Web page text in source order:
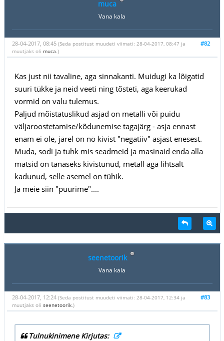
muca
Vana kala
#82
28-04-2017, 08:45 (Seda postitust muudeti viimati: 28-04-2017, 08:47 ja
muutjaks oli muca .)
Kas just nii tavaline, aga sinnakanti. Muidugi ka lõigatid
suuri tükke ja neid veeti ning tõsteti, aga keerukad
vormid on valu tulemus.
Paljud mõistatuslikud asjad on metalli või puidu
väljaroostetamise/kõdunemise tagajärg - asja ennast
enam ei ole, järel on nö kivist "negatiiv" asjast enesest.
Muda, sodi ja tuhk mis seadmeid ja masinaid enda alla
matsid on tänaseks kivistunud, metall aga lihtsalt
kadunud, selle asemel on tühik.
Ja meie siin "puurime"....
seenetoorik
Vana kala
#83
28-04-2017, 12:24 (Seda postitust muudeti viimati: 28-04-2017, 12:34 ja
muutjaks oli seenetoorik.)
Tulnukinimene Kirjutas: